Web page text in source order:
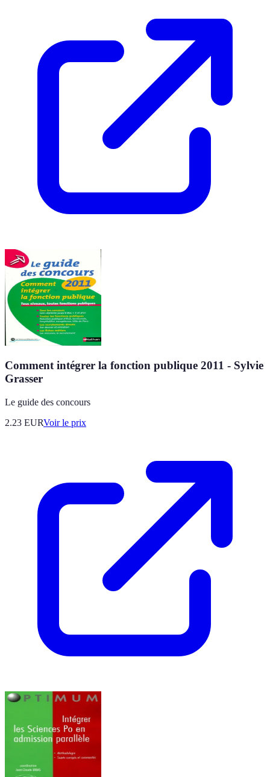
Comment intégrer la fonction publique 2011 - Sylvie
Grasser
Le guide des concours
2.23 EURVoir le prix